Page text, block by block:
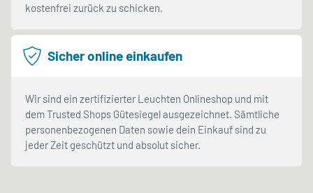
kostenfrei zurück zu schicken.
Sicher online einkaufen
Wir sind ein zertifizierter Leuchten Onlineshop und mit
dem Trusted Shops Gütesiegel ausgezeichnet. Sämtliche
personenbezogenen Daten sowie dein Einkauf sind zu
jeder Zeit geschützt und absolut sicher.